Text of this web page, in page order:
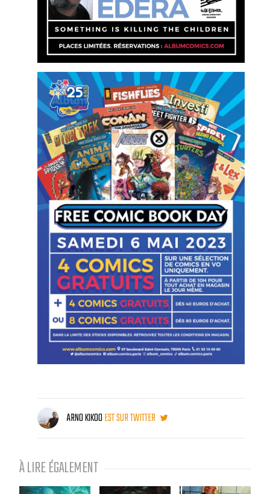
ARNO KIKOOEST SUR TWITTER
À LIRE ÉGALEMENT